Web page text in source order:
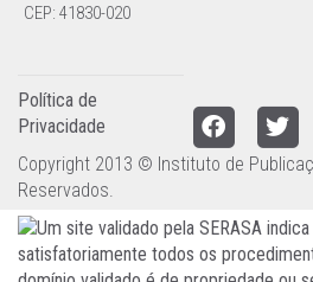
CEP: 41830-020
Política de
Privacidade
Copyright 2013 © Instituto de
Reservados.